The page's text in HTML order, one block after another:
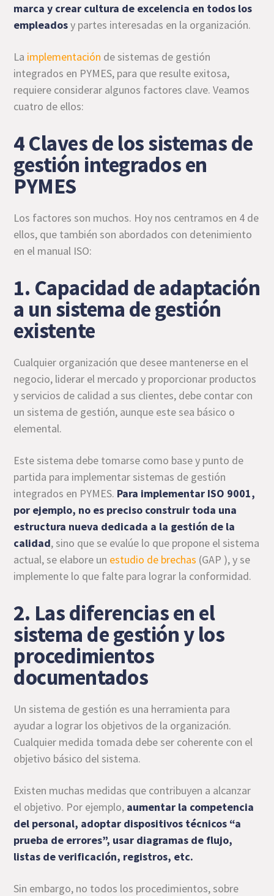
marca y crear cultura de excelencia en todos los
empleadosy partes interesadas en la organización.
La implementación de sistemas de gestión
integrados en PYMES, para que resulte exitosa,
requiere considerar algunos factores clave. Veamos
cuatro de ellos:
4 Claves de los sistemas de
gestión integrados en
PYMES
Los factores son muchos. Hoy nos centramos en 4 de
ellos, que también son abordados con detenimiento
en el manual ISO:
1. Capacidad de adaptación
a un sistema de gestión
existente
Cualquier organización que desee mantenerse en el
negocio, liderar el mercado y proporcionar productos
y servicios de calidad a sus clientes, debe contar con
un sistema de gestión, aunque este sea básico o
elemental.
Este sistema debe tomarse como base y punto de
partida para implementar sistemas de gestión
integrados en PYMES. Para implementar ISO 9001,
por ejemplo, no es preciso construir toda una
estructura nueva dedicada a la gestión de la
calidad, sino que se evalúe lo que propone el sistema
actual, se elabore un estudio de brechas (GAP ), y se
implemente lo que falte para lograr la conformidad.
2. Las diferencias en el
sistema de gestión y los
procedimientos
documentados
Un sistema de gestión es una herramienta para
ayudar a lograr los objetivos de la organización.
Cualquier medida tomada debe ser coherente con el
objetivo básico del sistema.
Existen muchas medidas que contribuyen a alcanzar
el objetivo. Por ejemplo, aumentar la competencia
del personal, adoptar dispositivos técnicos “a
prueba de errores”, usar diagramas de flujo,
listas de verificación, registros, etc.
Sin embargo, no todos los procedimientos, sobre